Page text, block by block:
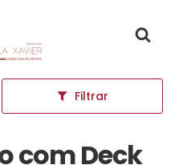
Filtrar
com Deck